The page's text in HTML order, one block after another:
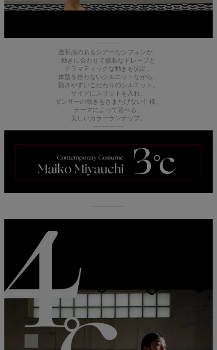
-------------
透明感のあるシアーなシフォンが、
動きに合わせて優雅なドレープと
ドラマティックな動きを演出。
体型を拾わないシルエットながら、
動きやすいこだわりのシルエット。
サイドにスリットを入れ、
ダンサーの動きをさまたげない仕様。
テーマによって選べる、
美しいカラーランナップ。
-------------
-------------